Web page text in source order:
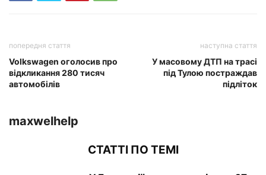
попередня стаття
Volkswagen оголосив про
відкликання 280 тисяч
автомобілів
наступна стаття
У масовому ДТП на трасі
під Тулою постраждав
підліток
maxwelhelp
СТАТТІ ПО ТЕМІ